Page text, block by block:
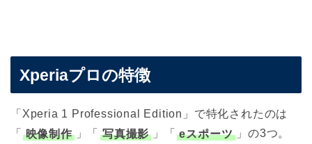
Xperiaプロの特徴
「Xperia 1 Professional Edition」で特化されたのは
「
映像制作 」「 写真撮影 」「 eスポーツ 」の3つ。